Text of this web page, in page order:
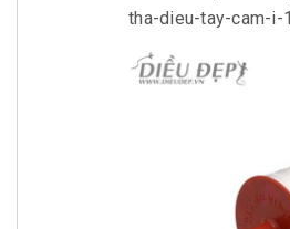
tha-dieu-tay-cam-i-